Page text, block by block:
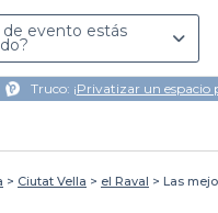
de evento estás
Truco: ¡Privatizar un espacio
Ciutat Vella el Raval Las